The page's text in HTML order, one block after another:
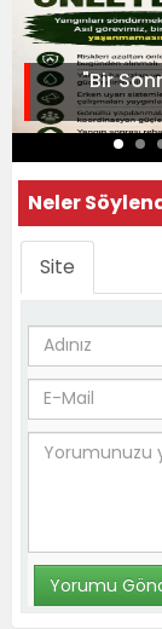
"Bir
Neler
Site